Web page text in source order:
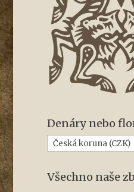
Denáry nebo
Všechno naše